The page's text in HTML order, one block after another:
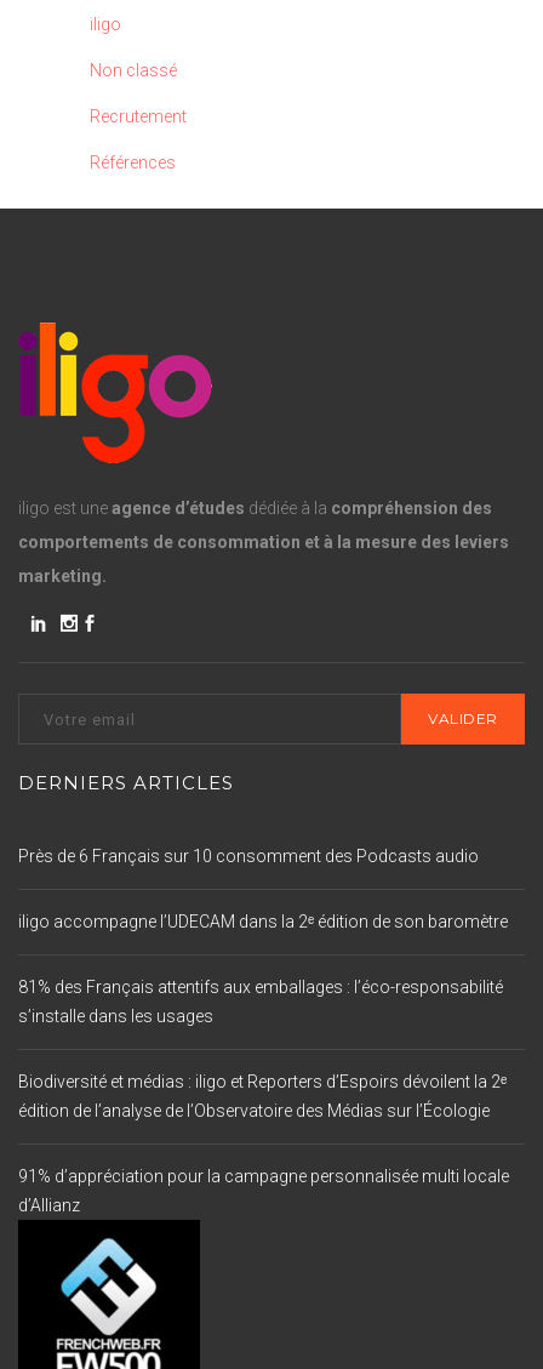
iligo
Non classé
Recrutement
Références
iligo est uneagence d’études dédiée à la compréhension des
comportements de consommation et à la mesure des leviers
marketing.
DERNIERS ARTICLES
Près de 6 Français sur 10 consomment des Podcasts audio
iligo accompagne l’UDECAM dans la 2ᵉ édition de son baromètre
81% des Français attentifs aux emballages : l’éco-responsabilité
s’installe dans les usages
Biodiversité et médias : iligo et Reporters d’Espoirs dévoilent la 2ᵉ
édition de l’analyse de l’Observatoire des Médias sur l’Écologie
91% d’appréciation pour la campagne personnalisée multi locale
d’Allianz